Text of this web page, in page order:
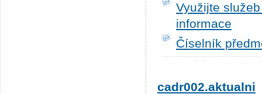
Využijte
informace
Číselník
cadr002.aktualni